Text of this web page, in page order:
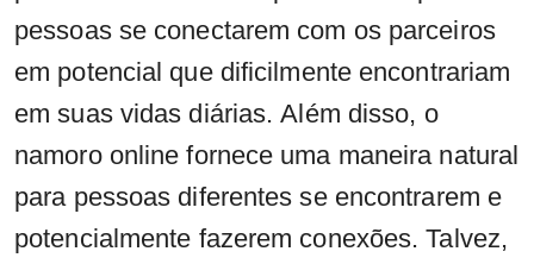
pessoas se conectarem com os parceiros
em potencial que dificilmente encontrariam
em suas vidas diárias. Além disso, o
namoro online fornece uma maneira natural
para pessoas diferentes se encontrarem e
potencialmente fazerem conexões. Talvez,